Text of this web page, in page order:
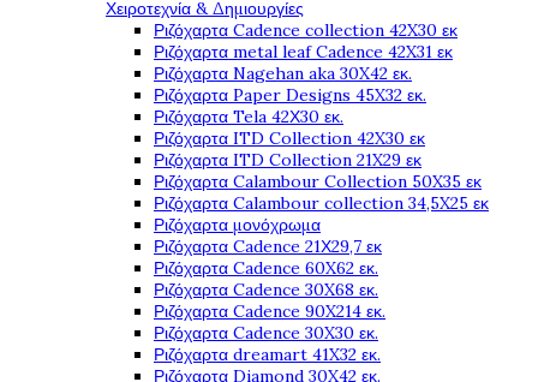
Χειροτεχνία & Δημιουργίες
Ριζόχαρτα Cadence collection 42X30 εκ
Ριζόχαρτα metal leaf Cadence 42X31 εκ
Ριζόχαρτα Nagehan aka 30X42 εκ.
Ριζόχαρτα Paper Designs 45X32 εκ.
Ριζόχαρτα Tela 42Χ30 εκ.
Ριζόχαρτα ITD Collection 42X30 εκ
Ριζόχαρτα ITD Collection 21X29 εκ
Ριζόχαρτα Calambour Collection 50X35 εκ
Ριζόχαρτα Calambour collection 34,5X25 εκ
Ριζόχαρτα μονόχρωμα
Ριζόχαρτα Cadence 21Χ29,7 εκ
Ριζόχαρτα Cadence 60X62 εκ.
Ριζόχαρτα Cadence 30X68 εκ.
Ριζόχαρτα Cadence 90X214 εκ.
Ριζόχαρτα Cadence 30X30 εκ.
Ριζόχαρτα dreamart 41X32 εκ.
Ριζόχαρτα Diamond 30X42 εκ.